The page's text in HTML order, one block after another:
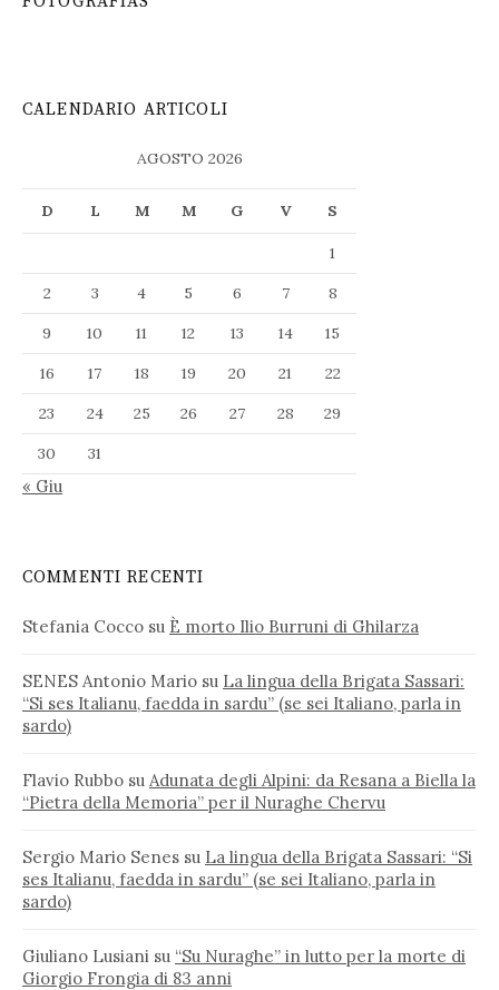
CALENDARIO ARTICOLI
AGOSTO 2026
D L M M G V S
1
2
3 4 5 6 7
8
9
10 11 12 13 14
15
16
17 18 19 20 21
22
23
24 25 26 27 28
29
30
31
« Giu
COMMENTI RECENTI
Stefania Cocco su È morto Ilio Burruni di Ghilarza
SENES Antonio Mario su La lingua della Brigata Sassari:
“Si ses Italianu, faedda in sardu” (se sei Italiano, parla in
sardo)
Flavio Rubbo su Adunata degli Alpini: da Resana a Biella la
“Pietra della Memoria” per il Nuraghe Chervu
Sergio Mario Senes su La lingua della Brigata Sassari: “Si
ses Italianu, faedda in sardu” (se sei Italiano, parla in
sardo)
Giuliano Lusiani su “Su Nuraghe” in lutto per la morte di
Giorgio Frongia di 83 anni